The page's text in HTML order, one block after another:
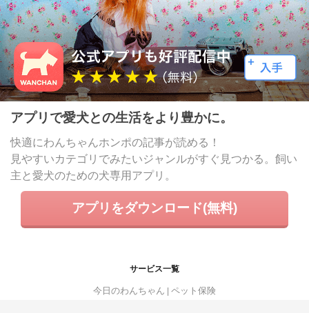
アプリで愛犬との生活をより豊かに。
快適にわんちゃんホンポの記事が読める！
見やすいカテゴリでみたいジャンルがすぐ見つかる。飼い
主と愛犬のための犬専用アプリ。
アプリをダウンロード(無料)
サービス一覧
今日のわんちゃん ペット保険